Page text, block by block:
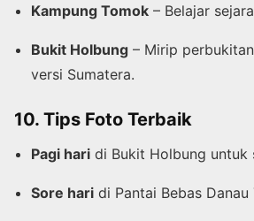
Kampung Tomok – Belajar
Bukit Holbung – Mirip
versi Sumatera.
10. Tips Foto Terbaik
Pagi hari di Bukit Holbung untuk
Sore hari di Pantai Bebas Danau